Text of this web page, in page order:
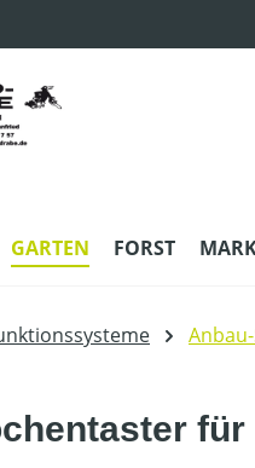
GARTEN FORST
für